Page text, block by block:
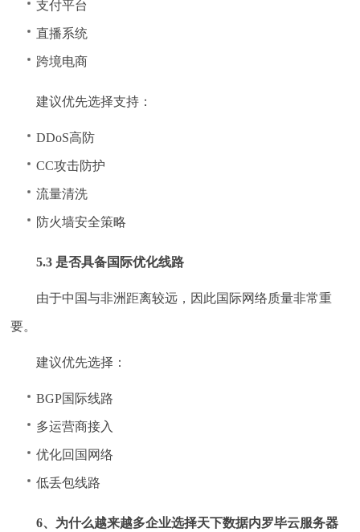
支付平台
直播系统
跨境电商
建议优先选择支持：
DDoS高防
CC攻击防护
流量清洗
防火墙安全策略
5.3 是否具备国际优化线路
由于中国与非洲距离较远，因此国际网络质量非常重
要。
建议优先选择：
BGP国际线路
多运营商接入
优化回国网络
低丢包线路
6、为什么越来越多企业选择天下数据内罗毕云服务器